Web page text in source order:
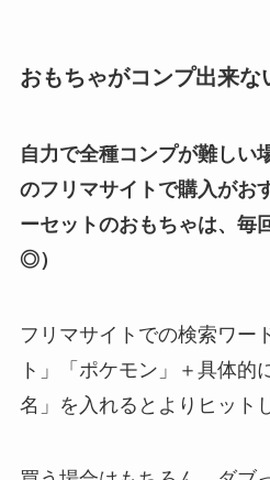
おもちゃがコンプ出来な
自力で全種コンプが難しい
のフリマサイトで購入がお
ーセットのおもちゃは、毎
◎）
フリマサイトでの検索ワー
ト」「ポケモン」＋具体的
名」を入れるとよりヒット